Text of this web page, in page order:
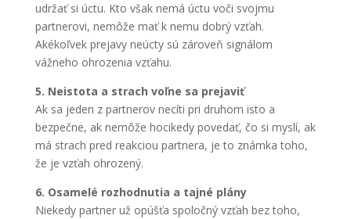
udržať si úctu. Kto však nemá úctu voči svojmu
partnerovi, nemôže mať k nemu dobrý vzťah.
Akékoľvek prejavy neúcty sú zároveň signálom
vážneho ohrozenia vzťahu.
5. Neistota a strach voľne sa prejaviť
Ak sa jeden z partnerov necíti pri druhom isto a
bezpečne, ak nemôže hocikedy povedať, čo si myslí, ak
má strach pred reakciou partnera, je to známka toho,
že je vzťah ohrozený.
6. Osamelé rozhodnutia a tajné plány
Niekedy partner už opúšťa spoločný vzťah bez toho,